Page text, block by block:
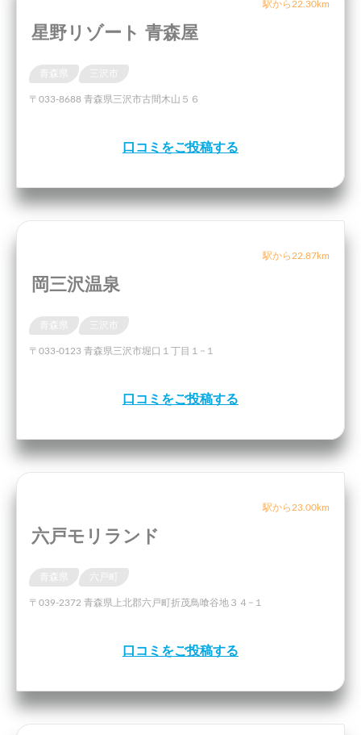
駅から22.30km
星野リゾート 青森屋
青森県
〒033-8688 青森県三沢市古間木山５６
口コミをご投稿する
駅から22.87km
岡三沢温泉
青森県
〒033-0123 青森県三沢市堀口１丁目１−１
口コミをご投稿する
駅から23.00km
六戸モリランド
青森県
〒039-2372 青森県上北郡六戸町折茂鳥喰谷地３４−１
口コミをご投稿する